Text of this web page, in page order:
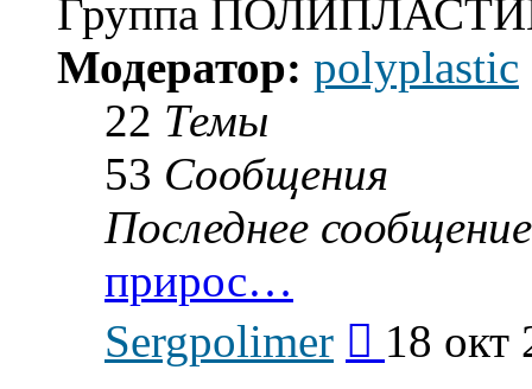
Группа
Модератор: polyplastic
22 Темы
53 Сообщения
Последнее сообщение
прирос…
Sergpolimer
последнему
18 окт